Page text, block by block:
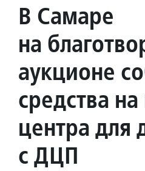
В Самаре
на
аукционе
средства
центра для
с ДЦП